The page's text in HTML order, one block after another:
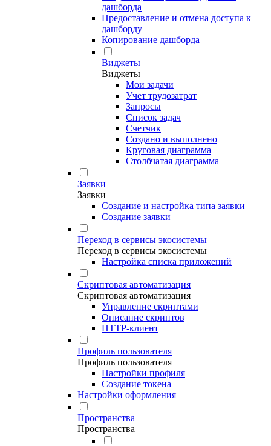
дашборда
Предоставление и отмена доступа к
дашборду
Копирование дашборда
Виджеты
Виджеты
Мои задачи
Учет трудозатрат
Запросы
Список задач
Счетчик
Создано и выполнено
Круговая диаграмма
Столбчатая диаграмма
Заявки
Заявки
Создание и настройка типа заявки
Создание заявки
Переход в сервисы экосистемы
Переход в сервисы экосистемы
Настройка списка приложений
Скриптовая автоматизация
Скриптовая автоматизация
Управление скриптами
Описание скриптов
HTTP-клиент
Профиль пользователя
Профиль пользователя
Настройки профиля
Создание токена
Настройки оформления
Пространства
Пространства